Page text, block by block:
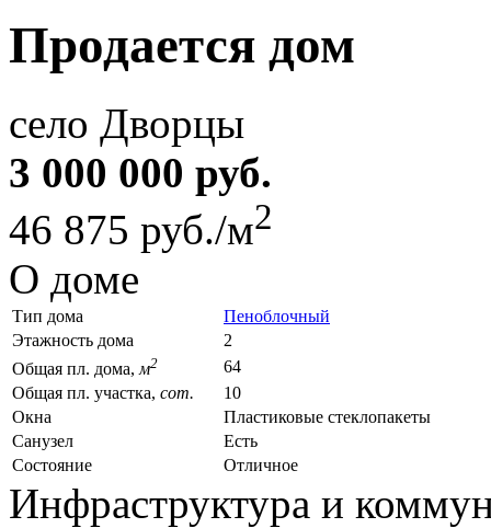
Продается дом
село Дворцы
3 000 000 руб.
46 875 руб./м2
О доме
Тип дома
Пеноблочный
Этажность дома
2
Общая пл. дома, м2
64
Общая пл. участка, сот.
10
Окна
Пластиковые стеклопакеты
Санузел
Есть
Состояние
Отличное
Инфраструктура и